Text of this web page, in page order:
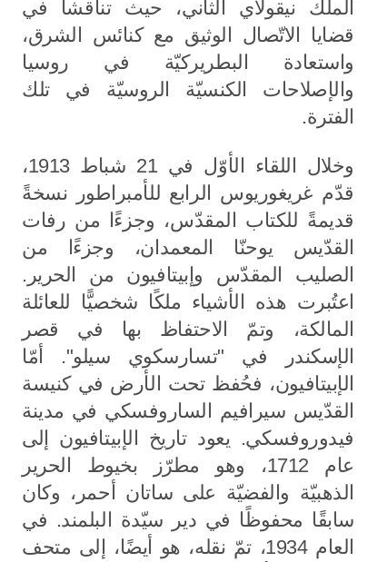
الملك نيقولاي الثاني، حيث تناقشا في
قضايا الاتّصال الوثيق مع كنائس الشرق،
واستعادة البطريركيّة في روسيا
والإصلاحات الكنسيّة الروسيّة في تلك
الفترة.
وخلال اللقاء الأوّل في 21 شباط 1913،
قدّم غريغوريوس الرابع للأمبراطور نسخةً
قديمةً للكتاب المقدّس، وجزءًا من رفات
القدّيس يوحنّا المعمدان، وجزءًا من
الصليب المقدّس وإبيتافيون من الحرير.
اعتُبرت هذه الأشياء ملكًا شخصيًّا للعائلة
المالكة، وتمّ الاحتفاظ بها في قصر
الإسكندر في "تسارسكوي سيلو". أمّا
الإبيتافيون، فحُفظ تحت الأرض في كنيسة
القدّيس سيرافيم الساروفسكي في مدينة
فيدوروفسكي. يعود تاريخ الإبيتافيون إلى
عام 1712، وهو مطرّز بخيوط الحرير
الذهبيّة والفضيّة على ساتان أحمر، وكان
سابقًا محفوظًا في دير سيّدة البلمند. في
العام 1934، تمّ نقله، هو أيضًا، إلى متحف